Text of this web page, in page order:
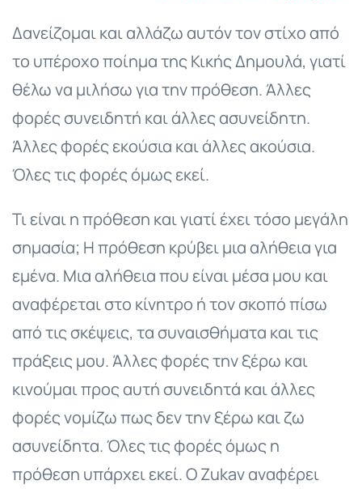
Δανείζομαι και αλλάζω αυτόν τον στίχο από
το υπέροχο ποίημα της Κικής Δημουλά, γιατί
θέλω να μιλήσω για την πρόθεση. Άλλες
φορές συνειδητή και άλλες ασυνείδητη.
Άλλες φορές εκούσια και άλλες ακούσια.
Όλες τις φορές όμως εκεί.
Τι είναι η πρόθεση και γιατί έχει τόσο μεγάλη
σημασία; Η πρόθεση κρύβει μια αλήθεια για
εμένα. Μια αλήθεια που είναι μέσα μου και
αναφέρεται στο κίνητρο ή τον σκοπό πίσω
από τις σκέψεις, τα συναισθήματα και τις
πράξεις μου. Άλλες φορές την ξέρω και
κινούμαι προς αυτή συνειδητά και άλλες
φορές νομίζω πως δεν την ξέρω και ζω
ασυνείδητα. Όλες τις φορές όμως η
πρόθεση υπάρχει εκεί. Ο Zukav αναφέρει